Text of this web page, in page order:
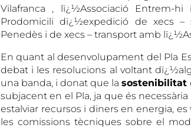
Vilafranca , lï¿½Associació Entrem-
Prodomicili dï¿½expedició de xecs
Penedès i de xecs – transport amb
En quant al desenvolupament del Pla
debat i les resolucions al voltant
una banda, i donat que la sostenibilitat
subjacent en el Pla, ja que és
estalviar recursos i diners en energia,
les comissions tècniques sobre el